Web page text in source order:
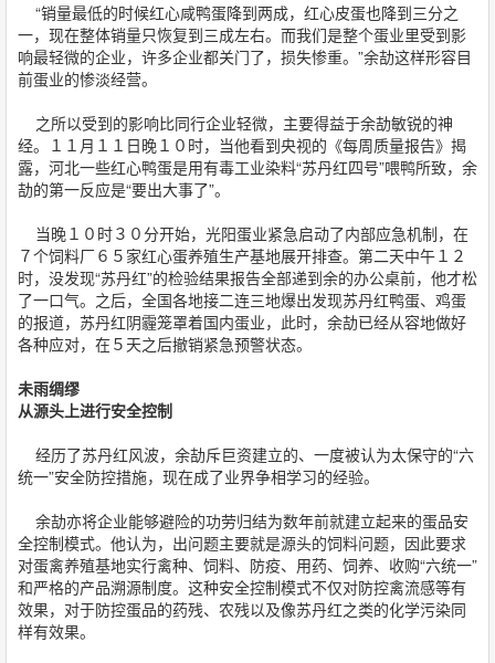
“销量最低的时候红心咸鸭蛋降到两成，红心皮蛋也降到三分之
一，现在整体销量只恢复到三成左右。而我们是整个蛋业里受到影
响最轻微的企业，许多企业都关门了，损失惨重。”余劼这样形容目
前蛋业的惨淡经营。
之所以受到的影响比同行企业轻微，主要得益于余劼敏锐的神
经。１１月１１日晚１０时，当他看到央视的《每周质量报告》揭
露，河北一些红心鸭蛋是用有毒工业染料“苏丹红四号”喂鸭所致，余
劼的第一反应是“要出大事了”。
当晚１０时３０分开始，光阳蛋业紧急启动了内部应急机制，在
７个饲料厂６５家红心蛋养殖生产基地展开排查。第二天中午１２
时，没发现“苏丹红”的检验结果报告全部递到余的办公桌前，他才松
了一口气。之后，全国各地接二连三地爆出发现苏丹红鸭蛋、鸡蛋
的报道，苏丹红阴霾笼罩着国内蛋业，此时，余劼已经从容地做好
各种应对，在５天之后撤销紧急预警状态。
未雨绸缪
从源头上进行安全控制
经历了苏丹红风波，余劼斥巨资建立的、一度被认为太保守的“六
统一”安全防控措施，现在成了业界争相学习的经验。
余劼亦将企业能够避险的功劳归结为数年前就建立起来的蛋品安
全控制模式。他认为，出问题主要就是源头的饲料问题，因此要求
对蛋禽养殖基地实行禽种、饲料、防疫、用药、饲养、收购“六统一”
和严格的产品溯源制度。这种安全控制模式不仅对防控禽流感等有
效果，对于防控蛋品的药残、农残以及像苏丹红之类的化学污染同
样有效果。